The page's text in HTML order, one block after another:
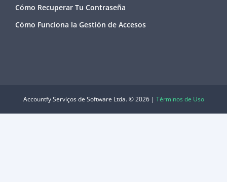
Cómo Recuperar Tu Contraseña
Cómo Funciona la Gestión de Accesos
Accountfy Serviços de Software Ltda. © 2026 | Términos de Uso